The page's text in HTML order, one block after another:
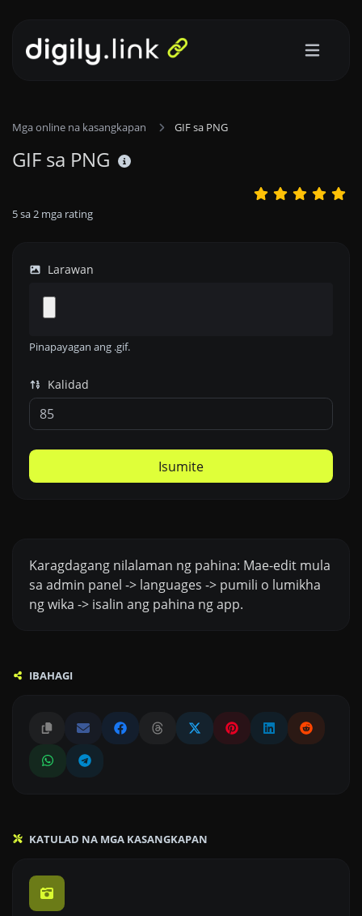
Mga online na kasangkapan GIF sa PNG
GIF sa PNG
5sa2 mga rating
Larawan
Pinapayagan ang .gif.
Kalidad
Isumite
Karagdagang nilalaman ng pahina: Mae-edit mula
sa admin panel -> languages -> pumili o lumikha
ng wika -> isalin ang pahina ng app.
IBAHAGI
KATULAD NA MGA KASANGKAPAN